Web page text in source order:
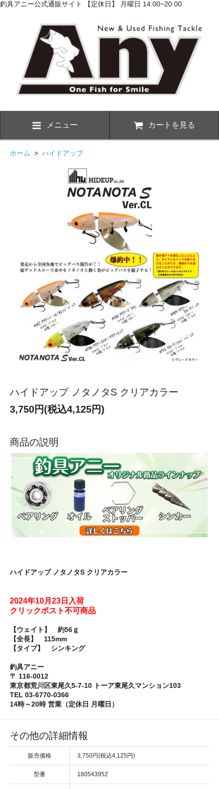
釣具アニー公式通販サイト 【定休日】 月曜日 14:00~20:00
メニュー カートを見る
ホーム > ハイドアップ
ハイドアップ ノタノタS クリアカラー
3,750円(税込4,125円)
商品の説明
ハイドアップ ノタノタS クリアカラー
2024年10月23日入荷
クリックポスト不可商品
【ウェイト】 約56ｇ
【全長】 115mm
【タイプ】 シンキング
釣具アニー
〒 116-0012
東京都荒川区東尾久5-7-10 トーア東尾久マンション103
TEL 03-6770-0366
14時～20時 営業（定休日 月曜日）
その他の詳細情報
販売価格 3,750円(税込4,125円)
型番 180543952